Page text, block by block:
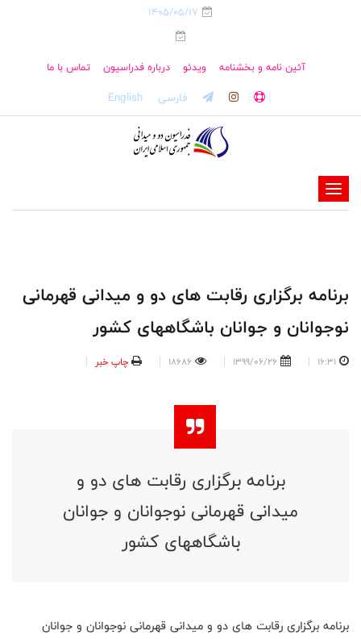
1405/05/17
آئین نامه و بخشنامه ویدئو درباره فدراسیون تماس با ما
فارسی English
-
-
-
برنامه برگزاری رقابت های دو و میدانی قهرمانی
نوجوانان و جوانان باشگاههای کشور
16:31
1399/06/26
18686 چاپ خبر
برنامه برگزاری رقابت های دو و
میدانی قهرمانی نوجوانان و جوانان
باشگاههای کشور
برنامه برگزاری رقابت های دو و میدانی قهرمانی نوجوانان و جوانان